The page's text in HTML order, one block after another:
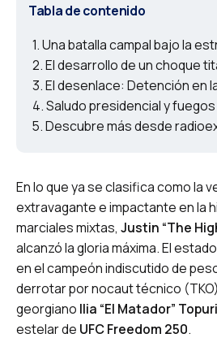
Tabla de contenido
Una batalla campal bajo la
El desarrollo de un choque
El desenlace: Detención en
Saludo presidencial y
Descubre más desde
En lo que ya se clasifica como la
extravagante e impactante en la
marciales mixtas, Justin “The
alcanzó la gloria máxima. El
en el campeón indiscutido de
derrotar por nocaut técnico
georgiano Ilia “El Matador”
estelar de UFC Freedom 250.